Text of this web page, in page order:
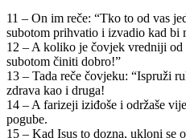
11 – On im reče: “Tko to od vas
subotom prihvatio i izvadio kad bi
12 – A koliko je čovjek vredniji od
subotom činiti dobro!”
13 – Tada reče čovjeku: “Ispruži
zdrava kao i druga!
14 – A farizeji iziđoše i održaše
pogube.
15 – Kad Isus to dozna, ukloni se